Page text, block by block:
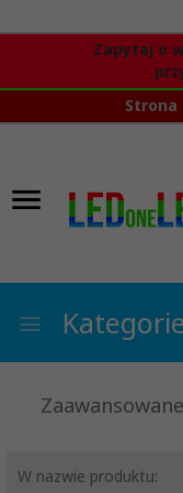
Zapytaj o
Strona